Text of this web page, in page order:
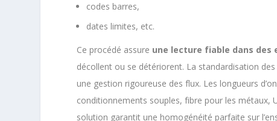
codes barres,
dates limites, etc.
Ce procédé assure une lecture fiable dans
décollent ou se détériorent. La standardisation
une gestion rigoureuse des flux. Les longueurs
conditionnements souples, fibre pour les métaux,
solution garantit une homogénéité parfaite sur